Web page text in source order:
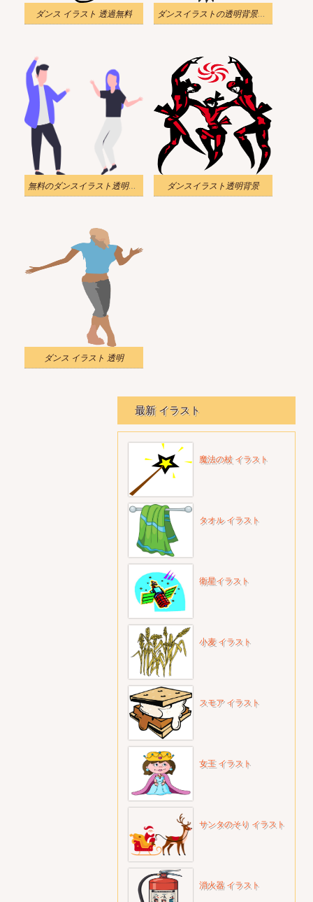
ダンス イラスト 透過無料 ダンスイラストの透明背景をダウンロード
無料のダンスイラスト透明背景 ダンスイラスト透明背景
ダンス イラスト 透明
最新 イラスト
魔法の杖 イラスト
タオル イラスト
衛星イラスト
小麦 イラスト
スモア イラスト
女王 イラスト
サンタのそり イラスト
消火器 イラスト